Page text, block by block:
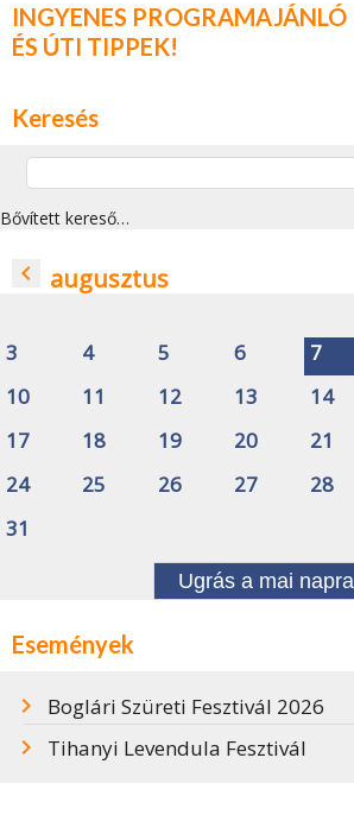
INGYENES PROGRAMAJÁNLÓ
ÉS ÚTI TIPPEK!
Keresés
Bővített kereső…
navigate_before augusztus
3
4 5 6 7
10
11 12 13 14
17
18 19 20 21
24
25 26 27 28
31
Ugrás a mai napra
Események
Boglári Szüreti Fesztivál 2026
Tihanyi Levendula Fesztivál